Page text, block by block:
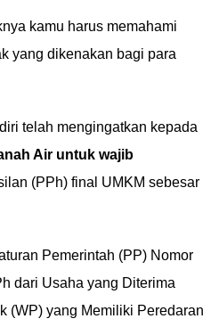
kamu harus memahami
yang dikenakan bagi para
telah mengingatkan kepada
Air untuk wajib
(PPh) final UMKM sebesar
Pemerintah (PP) Nomor
dari Usaha yang Diterima
(WP) yang Memiliki Peredaran